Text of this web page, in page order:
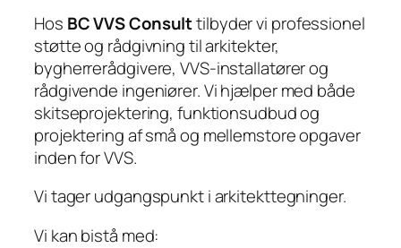
Hos BC VVS Consulttilbyder vi professionel
støtte og rådgivning til arkitekter,
bygherrerådgivere, VVS-installatører og
rådgivende ingeniører. Vi hjælper med både
skitseprojektering, funktionsudbud og
projektering af små og mellemstore opgaver
inden for VVS.
Vi tager udgangspunkt i arkitekttegninger.
Vi kan bistå med: